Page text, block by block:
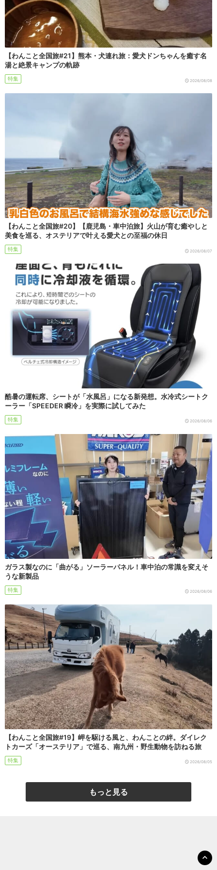
【わんこと全国旅#21】熊本・犬連れ旅：愛犬ドンちゃんを癒す名
湯と絶景キャンプの軌跡
特集 2026/08/08
【わんこと全国旅#20】【鹿児島・車中泊旅】火山が育む癒やしと
美食を巡る、オステリアで叶える愛犬との至福の休日
特集 2026/08/07
酷暑の運転席、シートが「水風呂」になる新発想。水冷式シートク
ーラー「SPEEDER 瞬冷」を実際に試してみた
特集 2026/08/06
ガラス製なのに「曲がる」ソーラーパネル！車中泊の常識を変えそ
うな新製品
特集 2026/08/06
【わんこと全国旅#19】岬を駆ける風と、わんことの絆。ダイレク
トカーズ「オーステリア」で巡る、南九州・野生動物を訪ねる旅
特集 2026/08/05
もっと見る